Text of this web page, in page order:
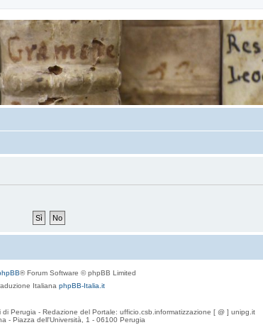
® Forum Software © phpBB Limited
Italiana phpBB-Italia.it
Perugia - Redazione del Portale: ufficio.csb.informatizzazione [ @ ] unipg.it
- Piazza dell'Università, 1 - 06100 Perugia